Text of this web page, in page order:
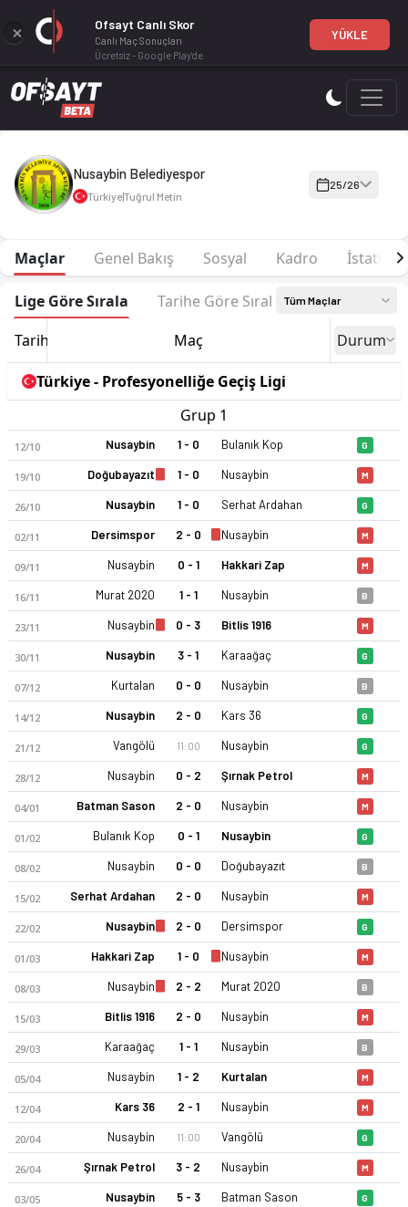
Nusaybin Belediyespor 25-26 sezonu | Profesyonelliğe
Nusaybin Belediyespor 25-26 sezonu | Profesyonelliğe
Nusaybin Belediyespor
Türkiye|Tuğrul Metin
25/26
Maçlar Genel Bakış Sosyal Kadro İstatistik
Lige Göre Sırala Tarihe Göre Sırala Tüm Maçlar
Tarih Maç Durum
Türkiye - Profesyonelliğe Geçiş Ligi
Grup 1
12/10 Nusaybin 1 - 0 Bulanık Kop G
19/10 Doğubayazıt 1 - 0 Nusaybin M
26/10 Nusaybin 1 - 0 Serhat Ardahan G
02/11 Dersimspor 2 - 0 Nusaybin M
09/11 Nusaybin 0 - 1 Hakkari Zap M
16/11 Murat 2020 1 - 1 Nusaybin B
23/11 Nusaybin 0 - 3 Bitlis 1916 M
30/11 Nusaybin 3 - 1 Karaağaç G
07/12 Kurtalan 0 - 0 Nusaybin B
14/12 Nusaybin 2 - 0 Kars 36 G
21/12 Vangölü 11:00 Nusaybin G
28/12 Nusaybin 0 - 2 Şırnak Petrol M
04/01 Batman Sason 2 - 0 Nusaybin M
01/02 Bulanık Kop 0 - 1 Nusaybin G
08/02 Nusaybin 0 - 0 Doğubayazıt B
15/02 Serhat Ardahan 2 - 0 Nusaybin M
22/02 Nusaybin 2 - 0 Dersimspor G
01/03 Hakkari Zap 1 - 0 Nusaybin M
08/03 Nusaybin 2 - 2 Murat 2020 B
15/03 Bitlis 1916 2 - 0 Nusaybin M
29/03 Karaağaç 1 - 1 Nusaybin B
05/04 Nusaybin 1 - 2 Kurtalan M
12/04 Kars 36 2 - 1 Nusaybin M
20/04 Nusaybin 11:00 Vangölü G
26/04 Şırnak Petrol 3 - 2 Nusaybin M
03/05 Nusaybin 5 - 3 Batman Sason G
Ofsayt Canlı Skor
Canlı Maç Sonuçları
Ücretsiz - Google Play'de
YÜKLE